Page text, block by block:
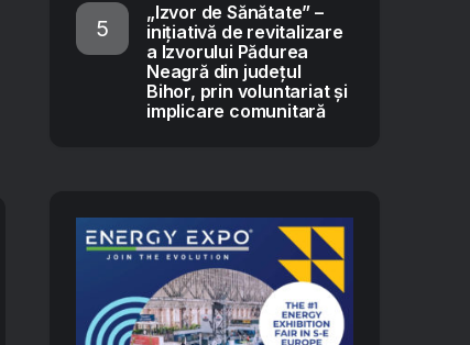
„Izvor de Sănătate” –
inițiativă de revitalizare
a Izvorului Pădurea
Neagră din județul
Bihor, prin voluntariat și
implicare comunitară